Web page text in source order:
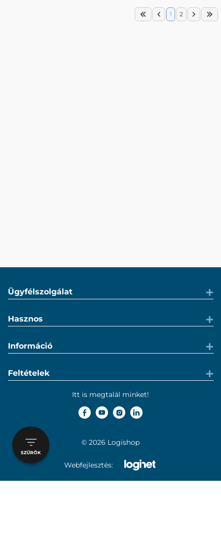
1 2
SZŰRŐK
Ügyfélszolgálat
Hasznos
Információ
Feltételek
Itt is megtalál minket!
© 2026 Logishop
Webfejlesztés: